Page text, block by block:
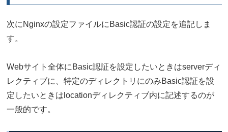
次にNginxの設定ファイルにBasic認証の設定を追記しま
す。
Webサイト全体にBasic認証を設定したいときはserverディ
レクティブに、特定のディレクトリにのみBasic認証を設
定したいときはlocationディレクティブ内に記述するのが
一般的です。